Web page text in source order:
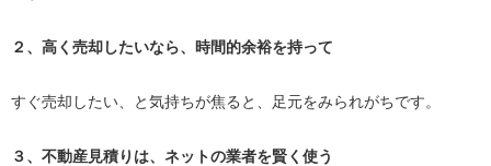
２、高く売却したいなら、時間的余裕を持って
すぐ売却したい、と気持ちが焦ると、足元をみられがちです。
３、不動産見積りは、ネットの業者を賢く使う